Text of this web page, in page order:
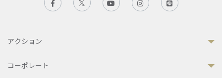
アクション
コーポレート